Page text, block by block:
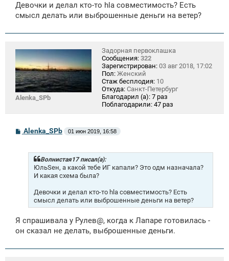
и
Девочки и делал кто-то hla совместимость? Есть
смысл делать или выброшенные деньги на ветер?
Alenka_SPb
Задорная первоклашка
Сообщения: 322
Зарегистрирован: 03 авг 2018, 17:02
Пол: Женский
Стаж бесплодия: 10
Откуда: Санкт-Петербург
Благодарил (а): 7 раз
Поблагодарили: 47 раз
С
Alenka_SPb 01 июн 2019, 16:58
Волнистая17 писал(а):
ЮльSен, а какой тебе ИГ капали? Это одм назначала?
И какая схема была?
Девочки и делал кто-то hla совместимость? Есть
смысл делать или выброшенные деньги на ветер?
Я спрашивала у Рулев@, когда к Лапаре готовилась -
он сказал не делать, выброшенные деньги.